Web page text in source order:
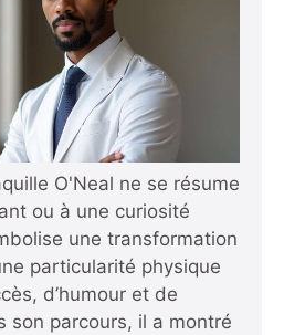
O'Neal ne se résume
ou à une curiosité
une transformation
particularité physique
d’humour et de
son parcours, il a montré